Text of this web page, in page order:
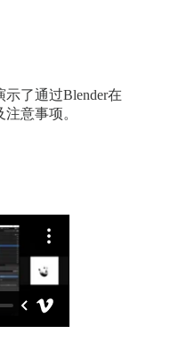
了通过Blender在
意事项。